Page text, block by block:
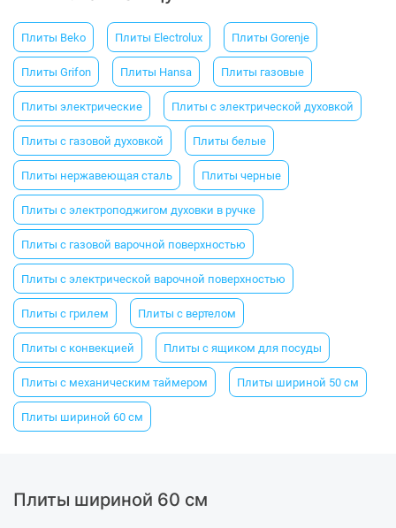
Плиты Beko Плиты Electrolux Плиты Gorenje
Плиты Grifon Плиты Hansa Плиты газовые
Плиты электрические Плиты с электрической духовкой
Плиты с газовой духовкой Плиты белые
Плиты нержавеющая сталь Плиты черные
Плиты с электроподжигом духовки в ручке
Плиты с газовой варочной поверхностью
Плиты с электрической варочной поверхностью
Плиты с грилем Плиты с вертелом
Плиты с конвекцией Плиты с ящиком для посуды
Плиты с механическим таймером Плиты шириной 50 см
Плиты шириной 60 см
Плиты шириной 60 см